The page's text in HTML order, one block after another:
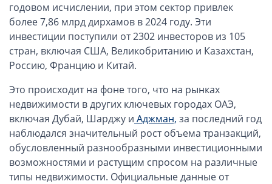
Ирландские компании LTD
Ирландские партнерства LP
Компании в Сингапуре
Компании на Кипре
Канадские партнерства LP
Компании в США (Флорида)
Оффшорные компании
Оффшоры в Белизе
годовом исчислении, при этом сектор привлек
более 7,86 млрд дирхамов в 2024 году. Эти
инвестиции поступили от 2302 инвесторов из 105
стран, включая США, Великобританию и Казахстан,
Россию, Францию ​​и Китай.
Это происходит на фоне того, что на рынках
недвижимости в других ключевых городах ОАЭ,
включая Дубай, Шарджу и Аджман, за последний год
наблюдался значительный рост объема транзакций,
обусловленный разнообразными инвестиционными
возможностями и растущим спросом на различные
типы недвижимости. Официальные данные от